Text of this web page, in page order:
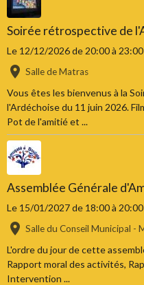
Soirée rétrospective de
Le 12/12/2026de 20:00à 23:00
Salle de Matras
Vous êtes les bienvenus à la
l'Ardéchoise du 11 juin 2026.
Pot de l'amitié et ...
Assemblée Générale
Le 15/01/2027de 18:00à 20:00
Salle du Conseil Municipal -
L'ordre du jour de cette
Rapport moral des activités,
Intervention ...